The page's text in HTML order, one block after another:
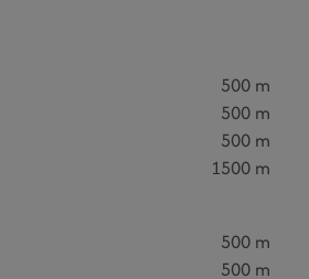
500 m
500 m
500 m
1500 m
500 m
500 m